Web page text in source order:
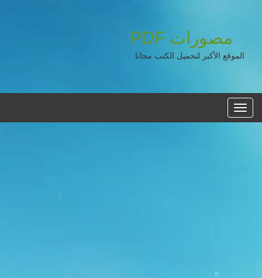
مصورات PDF
الموقع الأكبر لتحميل الكتب مجانا
القائمه
الرئيسية